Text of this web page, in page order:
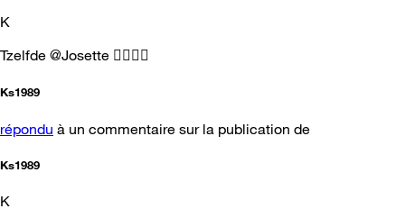
K
Tzelfde @Josette 👍🏻🌞🧹
Ks1989
répondu à un commentaire sur la publication de
Ks1989
K